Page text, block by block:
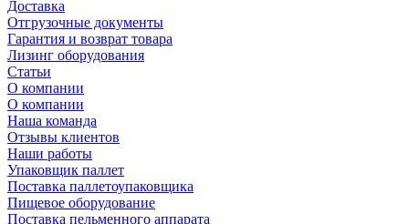
Доставка
Отгрузочные документы
Гарантия и возврат товара
Лизинг оборудования
Статьи
О компании
О компании
Наша команда
Отзывы клиентов
Наши работы
Упаковщик паллет
Поставка паллетоупаковщика
Пищевое оборудование
Поставка пельменного аппарата